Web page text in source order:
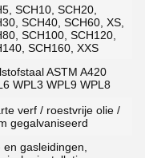
SCH10, SCH20,
SCH40, SCH60, XS,
SCH100, SCH120,
SCH160, XXS
ASTM A420
WPL3 WPL9 WPL8
verf / roestvrije olie /
gegalvaniseerd
en gasleidingen,